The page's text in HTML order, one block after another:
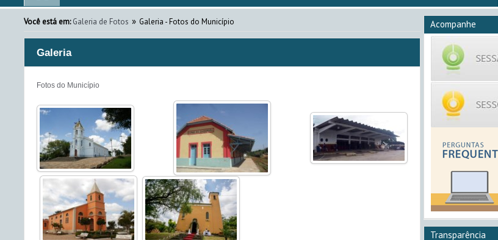
Você está em:Galeria de Fotos » Galeria - Fotos do Município
Galeria
Fotos do Município
Acompanhe
Transparência